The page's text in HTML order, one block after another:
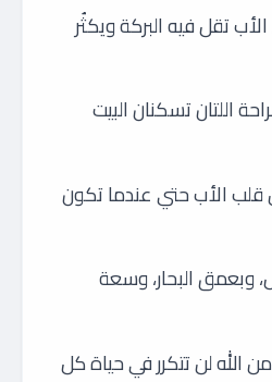
تقل فيه البركة ويكثُر
اللتان تسكنان البيت
الأب حتي عندما تكون
وبعمق البحار، وسعة
الله لن تتكرر في حياة كل